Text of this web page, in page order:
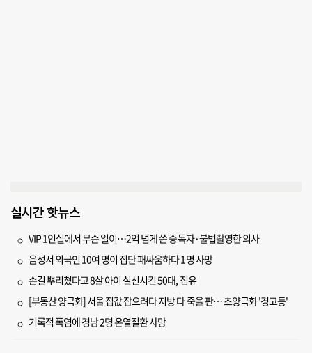
실시간 핫뉴스
VIP 1인실에서 무슨 일이…2억 넘게 쓴 중독자·불법촬영한 의사
음성서 외국인 10여 명이 집단 패싸움하다 1명 사망
손길 뿌리쳤다고 8살 아이 실신시킨 50대, 집유
[부동산 양극화] 서울 집값 잡으려다 지방 다 죽을 판… 초양극화 '경고등'
기록적 폭염에 경남 2명 온열질환 사망